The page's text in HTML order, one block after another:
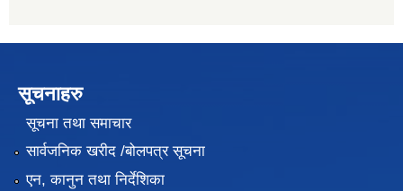
सूचनाहरु
सूचना तथा समाचार
सार्वजनिक खरीद /बोलपत्र सूचना
एन, कानुन तथा निर्देशिका